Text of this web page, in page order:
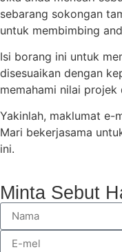
sebarang sokongan
untuk membimbing
Isi borang ini untuk
disesuaikan dengan
memahami nilai projek
Yakinlah, maklumat e-
Mari bekerjasama
ini.
Minta Sebut